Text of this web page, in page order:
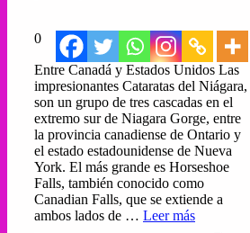
0
Entre Canadá y Estados Unidos Las
impresionantes Cataratas del Niágara,
son un grupo de tres cascadas en el
extremo sur de Niagara Gorge, entre
la provincia canadiense de Ontario y
el estado estadounidense de Nueva
York. El más grande es Horseshoe
Falls, también conocido como
Canadian Falls, que se extiende a
ambos lados de … Leer más